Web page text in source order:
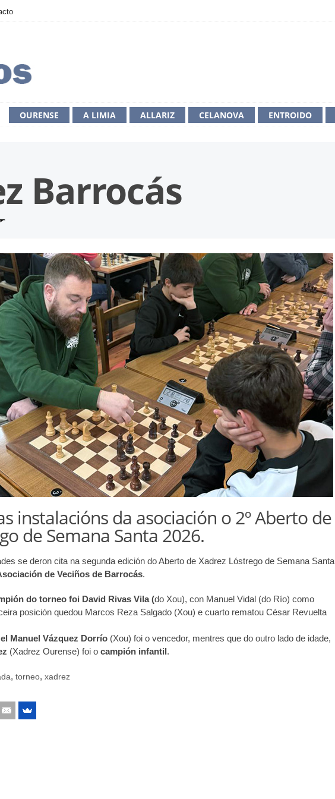
ENTROIDO
CELANOVA
ALLARIZ
A LIMIA
OURENSE
Barrocás
instalacións da asociación o 2º Aberto de
de Semana Santa 2026.
se deron cita na segunda edición do Aberto de Xadrez Lóstrego de Semana Santa
de Veciños de Barrocás.
do torneo foi David Rivas Vila (do Xou), con Manuel Vidal (do Río) como
posición quedou Marcos Reza Salgado (Xou) e cuarto rematou César Revuelta
Manuel Vázquez Dorrío (Xou) foi o vencedor, mentres que do outro lado de idade,
(Xadrez Ourense) foi o campión infantil.
, torneo, xadrez